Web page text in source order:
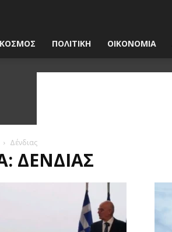
ΚΟΣΜΟΣ ΠΟΛΙΤΙΚΗ ΟΙΚΟΝΟΜΙΑ
Δένδιας
ΔΈΝΔΙΑΣ